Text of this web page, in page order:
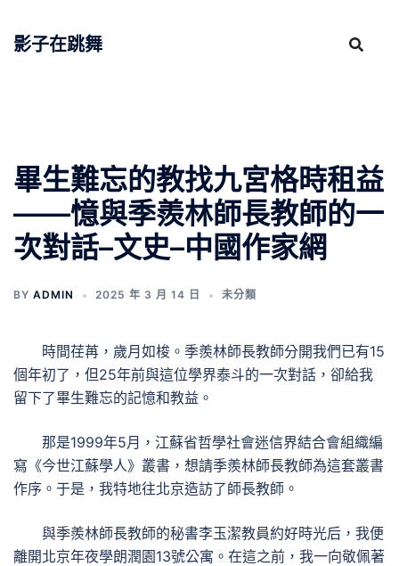
影子在跳舞
畢生難忘的教找九宮格時租益
——憶與季羨林師長教師的一
次對話–文史–中國作家網
BY ADMIN 2025 年 3 月 14 日 未分類
時間荏苒，歲月如梭。季羨林師長教師分開我們已有15
個年初了，但25年前與這位學界泰斗的一次對話，卻給我
留下了畢生難忘的記憶和教益。
那是1999年5月，江蘇省哲學社會迷信界結合會組織編
寫《今世江蘇學人》叢書，想請季羨林師長教師為這套叢書
作序。于是，我特地往北京造訪了師長教師。
與季羨林師長教師的秘書李玉潔教員約好時光后，我便
離開北京年夜學朗潤園13號公寓。在這之前，我一向敬佩著